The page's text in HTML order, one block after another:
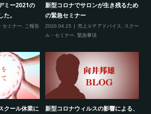
ミー2021の
。
セミナー ご報告
新型コロナでサロンが生き残るため
の緊急セミナー
2020.04.15 売上ＵＰアドバイス
スクー
ル・セミナー
緊急事項
クール休業に
新型コロナウィルスの影響による、